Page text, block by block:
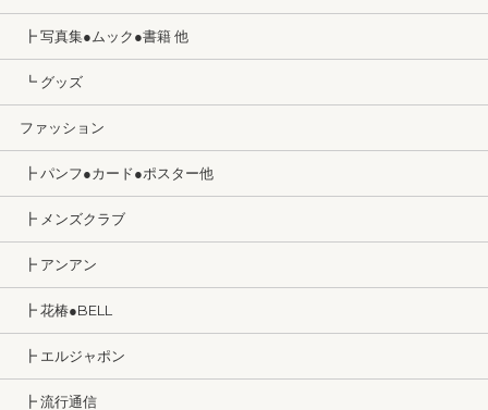
┣ 写真集●ムック●書籍 他
┗ グッズ
ファッション
┣ パンフ●カード●ポスター他
┣ メンズクラブ
┣ アンアン
┣ 花椿●BELL
┣ エルジャポン
┣ 流行通信